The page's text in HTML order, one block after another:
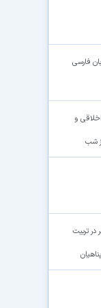
فارسی
و
شب
در تربیت